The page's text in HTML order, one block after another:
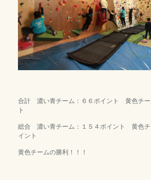
合計 濃い青チーム：６６ポイント 黄色チー
ト
総合 濃い青チーム：１５４ポイント 黄色チ
イント
黄色チームの勝利！！！